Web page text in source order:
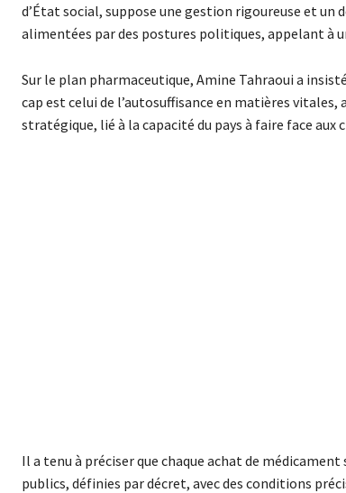
d’État social, suppose une gestion rigoureuse et
alimentées par des postures politiques, appelant à
Sur le plan pharmaceutique, Amine Tahraoui a
cap est celui de l’autosuffisance en matières
stratégique, lié à la capacité du pays à faire face
Il a tenu à préciser que chaque achat de
publics, définies par décret, avec des conditions